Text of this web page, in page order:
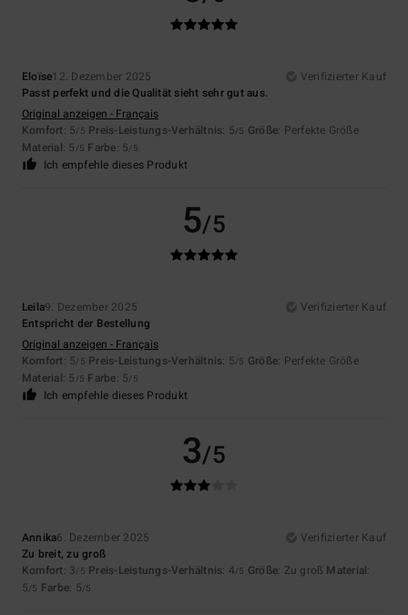
Eloïse12. Dezember 2025
Verifizierter Kauf
Passt perfekt und die Qualität sieht sehr gut aus.
Original anzeigen - Français
Komfort: 5/5 Preis-Leistungs-Verhältnis: 5/5 Größe: Perfekte Größe
Material: 5 /5 Farbe: 5/5
Ich empfehle dieses Produkt
5/5
Leila9. Dezember 2025
Verifizierter Kauf
Entspricht der Bestellung
Original anzeigen - Français
Komfort: 5/5 Preis-Leistungs-Verhältnis: 5/5 Größe: Perfekte Größe
Material: 5 /5 Farbe: 5/5
Ich empfehle dieses Produkt
3/5
Annika6. Dezember 2025
Verifizierter Kauf
Zu breit, zu groß
Komfort: 3/5 Preis-Leistungs-Verhältnis: 4/5 Größe: Zu groß Material:
5/5 Farbe: 5/5